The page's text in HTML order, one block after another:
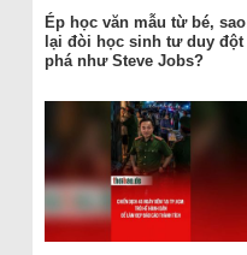
Ép học văn mẫu từ bé, sao
lại đòi học sinh tư duy đột
phá như Steve Jobs?